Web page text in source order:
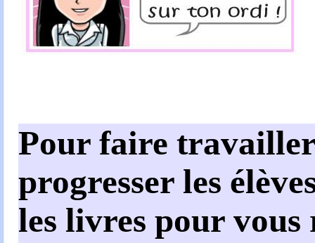
Pour faire
progresser les
les livres pour